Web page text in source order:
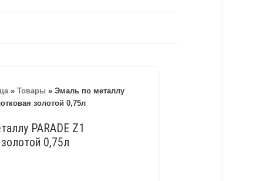
» Товары » Эмаль по металлу
золотой 0,75л
PARADE Z1
0,75л